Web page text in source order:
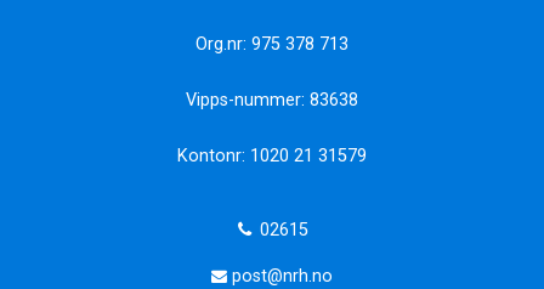
Org.nr: 975 378 713
Vipps-nummer: 83638
Kontonr: 1020 21 31579
02615
post@nrh.no